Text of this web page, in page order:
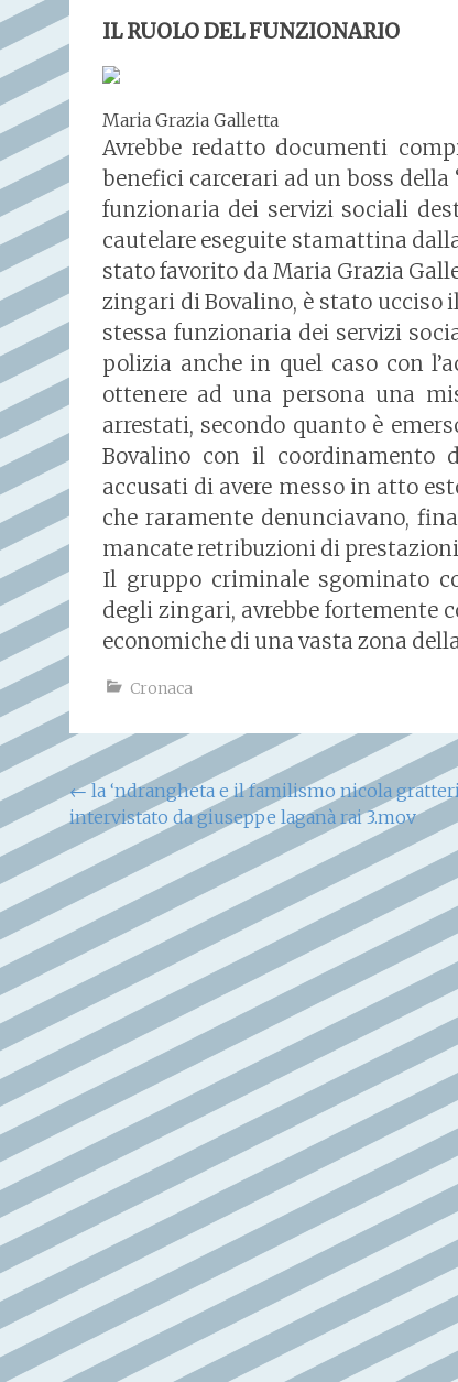
IL RUOLO DEL FUNZIONARIO
Maria Grazia Galletta
Avrebbe redatto documenti
benefici carcerari ad un boss
funzionaria dei servizi sociali
cautelare eseguite stamattina
stato favorito da Maria Grazia
zingari di Bovalino, è stato ucciso
stessa funzionaria dei servizi
polizia anche in quel caso con
ottenere ad una persona una
arrestati, secondo quanto è
Bovalino con il coordinamento
accusati di avere messo in atto
che raramente denunciavano,
mancate retribuzioni di
Il gruppo criminale sgominato
degli zingari, avrebbe fortemente
economiche di una vasta zona
Cronaca
Navigazione
articoli
←la ‘ndrangheta e il familismo nicola
intervistato da giuseppe laganà rai 3.mov